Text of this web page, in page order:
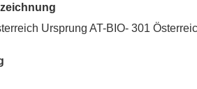
Ursprung AT-BIO- 301